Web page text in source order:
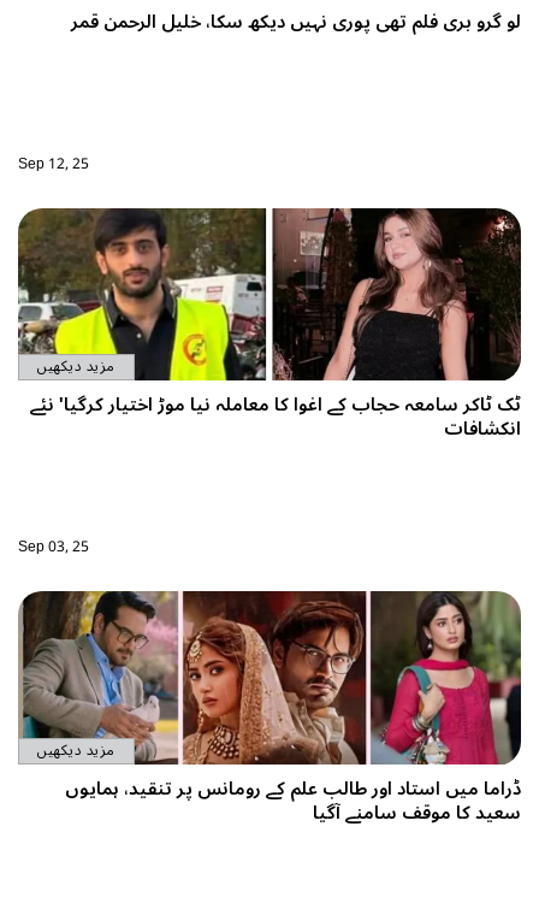
گرو بری فلم تھی پوری نہیں دیکھ سکا، خلیل الرحمن قمر
Sep 12, 25
مزید دیکھیں
ٹاکر سامعہ حجاب کے اغوا کا معاملہ نیا موڑ اختیار کرگیا' نئے
Sep 03, 25
مزید دیکھیں
میں استاد اور طالب علم کے رومانس پر تنقید، ہمایوں
کا موقف سامنے آگیا